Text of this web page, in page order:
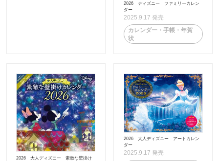
2026 ディズニー ファミリーカレン
ダー
2025.9.17 発売
カレンダー・手帳・年賀
状
2026 大人ディズニー 素敵な壁掛け
2026 大人ディズニー アートカレン
ダー
2025.9.17 発売